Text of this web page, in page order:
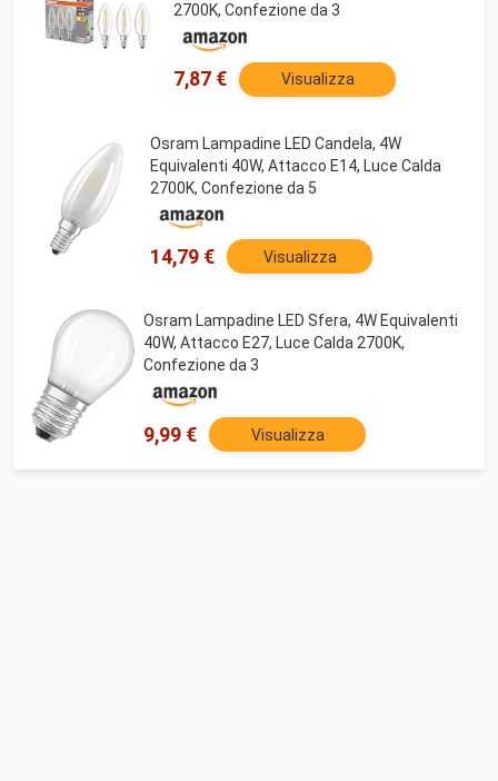
2700K, Confezione da 3
7,87 € Visualizza
Osram Lampadine LED Candela, 4W
Equivalenti 40W, Attacco E14, Luce Calda
2700K, Confezione da 5
14,79 € Visualizza
Osram Lampadine LED Sfera, 4W Equivalenti
40W, Attacco E27, Luce Calda 2700K,
Confezione da 3
9,99 € Visualizza